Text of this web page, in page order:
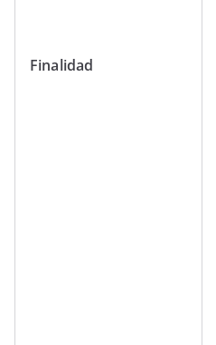
Finalidad